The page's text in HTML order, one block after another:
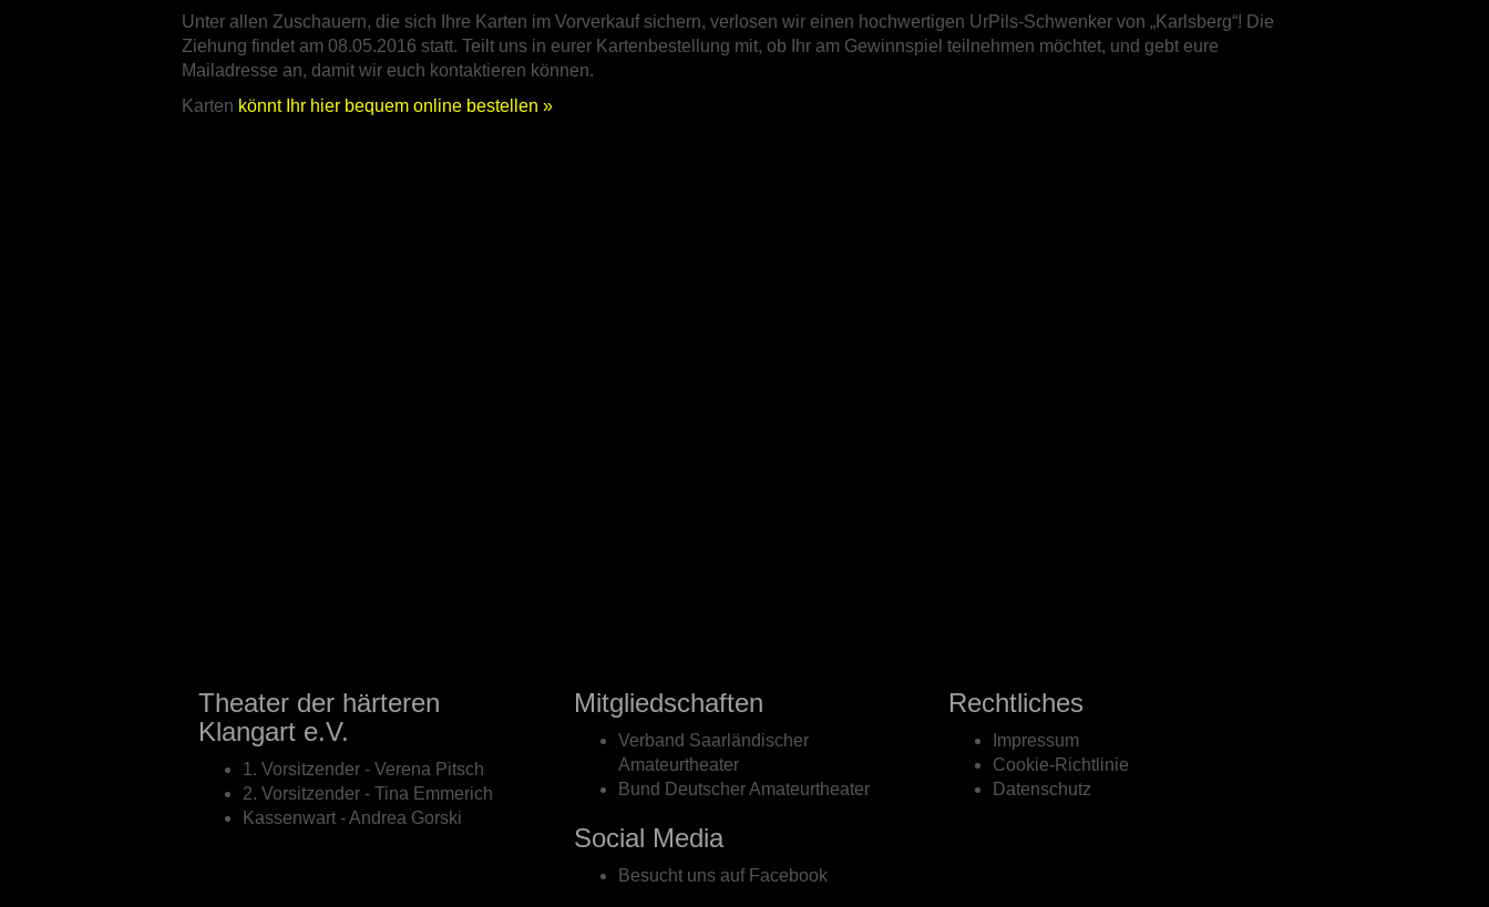
Unter allen Zuschauern, die sich Ihre Karten im Vorverkauf sichern, verlosen wir einen hochwertigen UrPils-Schwenker von „Karlsberg“! Die
Ziehung findet am 08.05.2016 statt. Teilt uns in eurer Kartenbestellung mit, ob Ihr am Gewinnspiel teilnehmen möchtet, und gebt eure
Mailadresse an, damit wir euch kontaktieren können.
Karten könnt Ihr hier bequem online bestellen »
Theater der härteren
Klangart e.V.
1. Vorsitzender - Verena Pitsch
2. Vorsitzender - Tina Emmerich
Kassenwart - Andrea Gorski
Mitgliedschaften
Verband Saarländischer
Amateurtheater
Bund Deutscher Amateurtheater
Social Media
Besucht uns auf Facebook
Rechtliches
Impressum
Cookie-Richtlinie
Datenschutz